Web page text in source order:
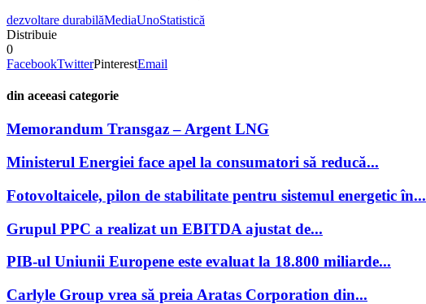
dezvoltare durabilăMediaUnoStatistică
Distribuie
0
FacebookTwitterPinterestEmail
din aceeasi categorie
Memorandum Transgaz – Argent LNG
Ministerul Energiei face apel la consumatori să reducă...
Fotovoltaicele, pilon de stabilitate pentru sistemul energetic în...
Grupul PPC a realizat un EBITDA ajustat de...
PIB-ul Uniunii Europene este evaluat la 18.800 miliarde...
Carlyle Group vrea să preia Aratas Corporation din...